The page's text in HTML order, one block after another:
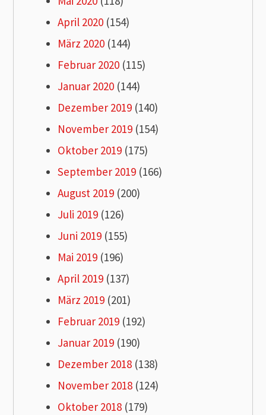
April 2020 (154)
März 2020 (144)
Februar 2020 (115)
Januar 2020 (144)
Dezember 2019 (140)
November 2019 (154)
Oktober 2019 (175)
September 2019 (166)
August 2019 (200)
Juli 2019 (126)
Juni 2019 (155)
Mai 2019 (196)
April 2019 (137)
März 2019 (201)
Februar 2019 (192)
Januar 2019 (190)
Dezember 2018 (138)
November 2018 (124)
Oktober 2018 (179)